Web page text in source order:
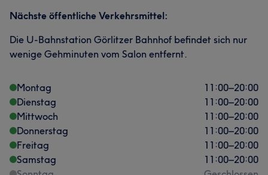
Nächste öffentliche Verkehrsmittel:
Die U-Bahnstation Görlitzer Bahnhof befindet sich nur
wenige Gehminuten vom Salon entfernt.
Montag 11:00–20:00
Dienstag
11:00–20:00
Mittwoch
11:00–20:00
Donnerstag
11:00–20:00
Freitag
11:00–20:00
Samstag
11:00–20:00